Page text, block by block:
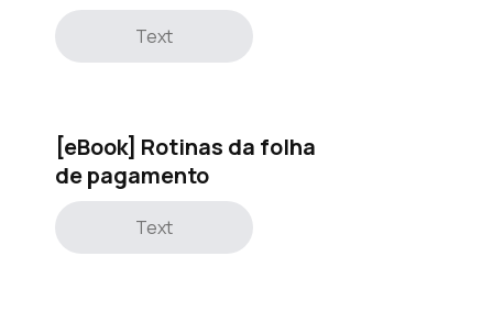
Text
[eBook] Rotinas da folha
de pagamento
Text